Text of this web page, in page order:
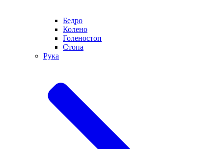
Бедро
Колено
Голеностоп
Стопа
Рука